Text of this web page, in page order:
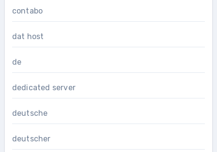
contabo
dat host
de
dedicated server
deutsche
deutscher